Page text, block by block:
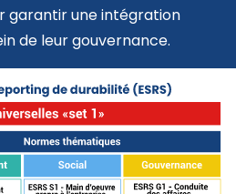
garantir une intégration
de leur gouvernance.